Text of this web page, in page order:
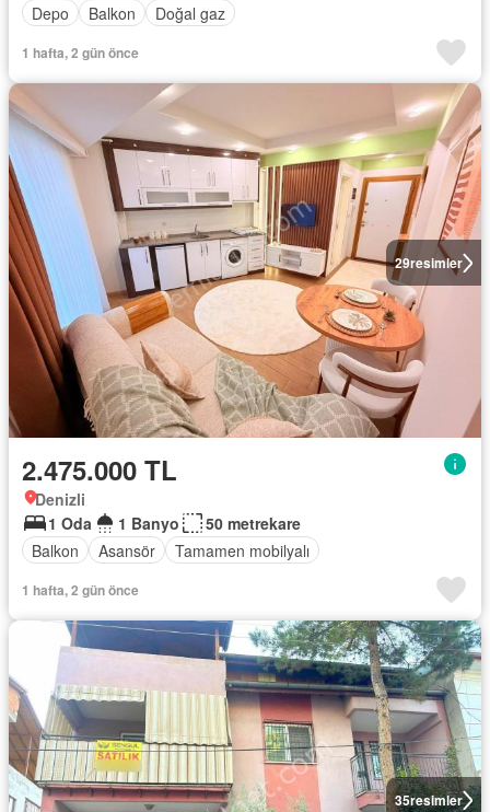
Depo
Balkon Doğal gaz
1 hafta, 2 gün önce
29resimler
2.475.000 TL
Denizli
1 Oda
1 Banyo
50 metrekare
Balkon
Asansör Tamamen mobilyalı
1 hafta, 2 gün önce
35resimler